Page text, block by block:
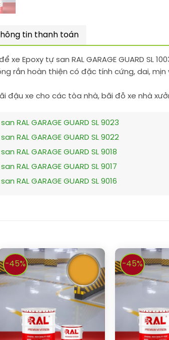
tin thanh toán
xe Epoxy tự san RAL GARAGE GUARD
rắn hoàn thiện có đặc tính cứng, dai,
đậu xe cho các tòa nhà, bãi đỗ xe nhà
RAL GARAGE GUARD SL 9023
RAL GARAGE GUARD SL 9022
RAL GARAGE GUARD SL 9018
RAL GARAGE GUARD SL 9017
RAL GARAGE GUARD SL 9016
-45% -45%